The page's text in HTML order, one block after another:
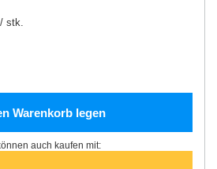
/ stk.
Warenkorb legen
auch kaufen mit: